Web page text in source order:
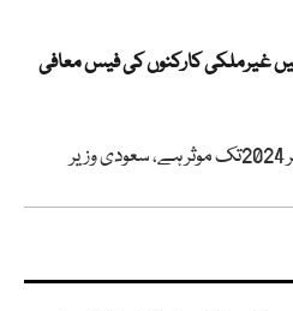
غیرملکی کارکنوں کی فیس معافی
مذکورہ توسیع کا فیصلہ 31دسمبر 2024تک موثر ہے، سعودی وزیر